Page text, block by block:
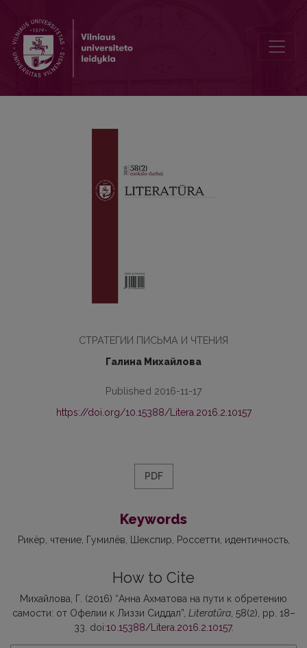
CТРАТЕГИИ ПИСЬМА И ЧТЕНИЯ
Галина Михайлова
Published 2016-11-17
https://doi.org/10.15388/Litera.2016.2.10157
PDF
Keywords
Рикёр чтение Гумилёв Шекспир Россетти идентичность
How to Cite
Михайлова, Г. (2016) “Анна Ахматова на пути к обретению
самости: от Офелии к Лиззи Сиддал”, Literatūra, 58(2), pp. 18–
33. doi:10.15388/Litera.2016.2.10157.